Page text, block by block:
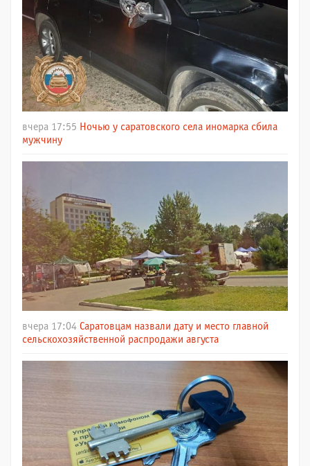
вчера 17:55 Ночью у саратовского села иномарка сбила
мужчину
вчера 17:04 Саратовцам назвали дату и место главной
сельскохозяйственной распродажи августа